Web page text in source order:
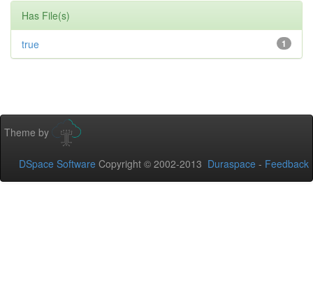
Has File(s)
1
true
Theme by
DSpace Software Copyright © 2002-2013 Duraspace - Feedback